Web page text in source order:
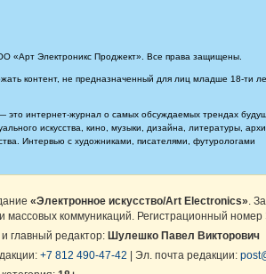
«Арт Электроникс Проджект». Все права защищены.
контент, не предназначенный для лиц младше 18-ти
это интернет-журнал о самых обсуждаемых трендах
искусства, кино, музыки, дизайна, литературы,
Интервью с художниками, писателями, футурологами
«Электронное искусство/Art Electronics» .
и массовых коммуникаций. Регистрационный
главный редактор: Шулешко Павел Викторович
+7 812 490-47-42 | Эл. почта редакции: